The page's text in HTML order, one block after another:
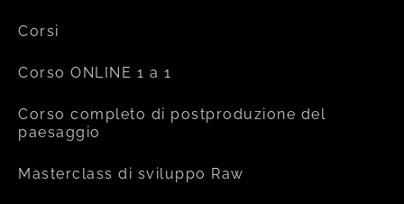
Corsi
Corso ONLINE 1 a 1
Corso completo di postproduzione del
paesaggio
Masterclass di sviluppo Raw